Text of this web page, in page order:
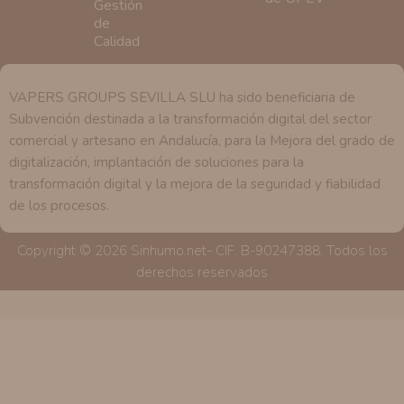
VAPERS GROUPS SEVILLA SLU ha sido beneficiaria de
Subvención destinada a la transformación digital del sector
comercial y artesano en Andalucía, para la Mejora del grado de
digitalización, implantación de soluciones para la
transformación digital y la mejora de la seguridad y fiabilidad
de los procesos.
Copyright © 2026 Sinhumo.net- CIF. B-90247388. Todos los
derechos reservados